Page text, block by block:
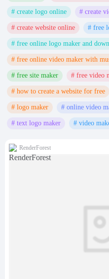
# create logo online # create
# create website online # free
# free online logo maker and
# free online video maker with
# free site maker # free video
# how to create a website for free
# logo maker # online video
# text logo maker # video
RenderForest